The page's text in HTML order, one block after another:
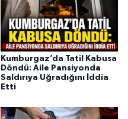
Kumburgaz’da Tatil Kabusa
Döndü: Aile Pansiyonda
Saldırıya Uğradığını İddia
Etti